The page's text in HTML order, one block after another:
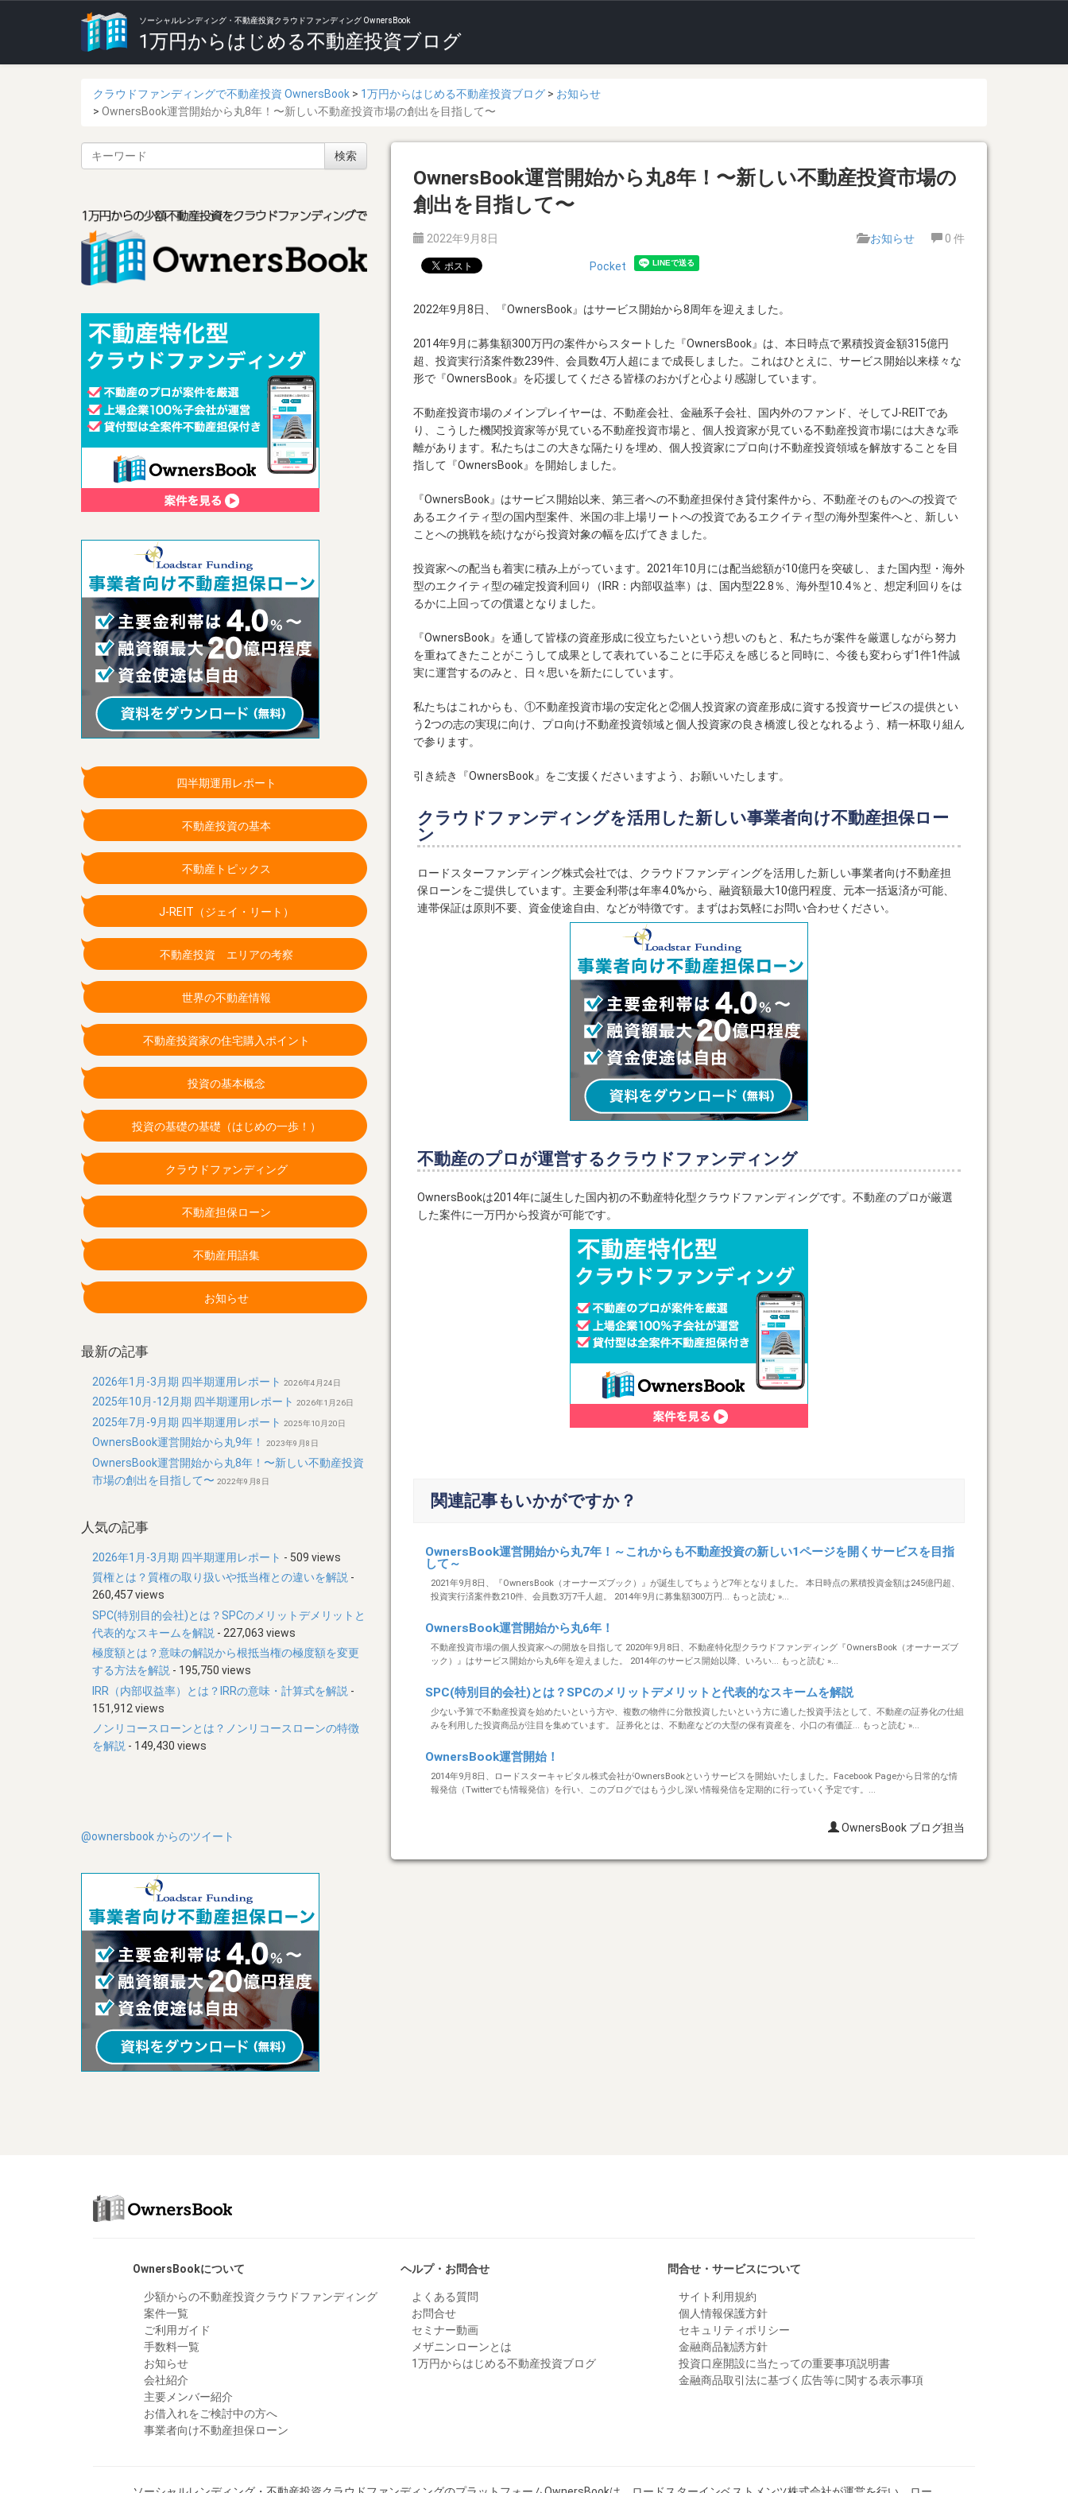
ソーシャルレンディング・不動産投資クラウドファンディング OwnersBook
1万円からはじめる不動産投資ブログ
クラウドファンディングで不動産投資 OwnersBook 1万円からはじめる不動産投資ブログ
お知らせ
OwnersBook運営開始から丸8年！〜新しい不動産投資市場の創出を目指して〜
OwnersBook運営開始から丸8年！〜新しい不動産投資市場の
創出を目指して〜
2022年9月8日 0 件
お知らせ
Pocket
2022年9月8日、『OwnersBook』はサービス開始から8周年を迎えました。
2014年9月に募集額300万円の案件からスタートした『OwnersBook』は、本日時点で累積投資金額315億円
超、投資実行済案件数239件、会員数4万人超にまで成長しました。これはひとえに、サービス開始以来様々な
形で『OwnersBook』を応援してくださる皆様のおかげと心より感謝しています。
不動産投資市場のメインプレイヤーは、不動産会社、金融系子会社、国内外のファンド、そしてJ-REITであ
り、こうした機関投資家等が見ている不動産投資市場と、個人投資家が見ている不動産投資市場には大きな乖
離があります。私たちはこの大きな隔たりを埋め、個人投資家にプロ向け不動産投資領域を解放することを目
指して『OwnersBook』を開始しました。
『OwnersBook』はサービス開始以来、第三者への不動産担保付き貸付案件から、不動産そのものへの投資で
あるエクイティ型の国内型案件、米国の非上場リートへの投資であるエクイティ型の海外型案件へと、新しい
ことへの挑戦を続けながら投資対象の幅を広げてきました。
投資家への配当も着実に積み上がっています。2021年10月には配当総額が10億円を突破し、また国内型・海外
型のエクイティ型の確定投資利回り（IRR：内部収益率）は、国内型22.8％、海外型10.4％と、想定利回りをは
るかに上回っての償還となりました。
『OwnersBook』を通して皆様の資産形成に役立ちたいという想いのもと、私たちが案件を厳選しながら努力
を重ねてきたことがこうして成果として表れていることに手応えを感じると同時に、今後も変わらず1件1件誠
実に運営するのみと、日々思いを新たにしています。
私たちはこれからも、①不動産投資市場の安定化と②個人投資家の資産形成に資する投資サービスの提供とい
う2つの志の実現に向け、プロ向け不動産投資領域と個人投資家の良き橋渡し役となれるよう、精一杯取り組ん
で参ります。
引き続き『OwnersBook』をご支援くださいますよう、お願いいたします。
クラウドファンディングを活用した新しい事業者向け不動産担保ロー
ン
ロードスターファンディング株式会社では、クラウドファンディングを活用した新しい事業者向け不動産担
保ローンをご提供しています。主要金利帯は年率4.0%から、融資額最大10億円程度、元本一括返済が可能、
連帯保証は原則不要、資金使途自由、などが特徴です。まずはお気軽にお問い合わせください。
不動産のプロが運営するクラウドファンディング
OwnersBookは2014年に誕生した国内初の不動産特化型クラウドファンディングです。不動産のプロが厳選
した案件に一万円から投資が可能です。
関連記事もいかがですか？
OwnersBook運営開始から丸7年！～これからも不動産投資の新しい1ページを開くサービスを目指
して～
2021年9月8日、『OwnersBook（オーナーズブック）』が誕生してちょうど7年となりました。 本日時点の累積投資金額は245億円超、
投資実行済案件数210件、会員数3万7千人超。 2014年9月に募集額300万円... もっと読む »...
OwnersBook運営開始から丸6年！
不動産投資市場の個人投資家への開放を目指して 2020年9月8日、不動産特化型クラウドファンディング『OwnersBook（オーナーズブ
ック）』はサービス開始から丸6年を迎えました。 2014年のサービス開始以降、いろい... もっと読む »...
SPC(特別目的会社)とは？SPCのメリットデメリットと代表的なスキームを解説
少ない予算で不動産投資を始めたいという方や、複数の物件に分散投資したいという方に適した投資手法として、不動産の証券化の仕組
みを利用した投資商品が注目を集めています。 証券化とは、不動産などの大型の保有資産を、小口の有価証... もっと読む »...
OwnersBook運営開始！
2014年9月8日、ロードスターキャピタル株式会社がOwnersBookというサービスを開始いたしました。Facebook Pageから日常的な情
報発信（Twitterでも情報発信）を行い、このブログではもう少し深い情報発信を定期的に行っていく予定です。...
OwnersBook ブログ担当
イ
検
索
検索
四半期運用レポート
不動産投資の基本
不動産トピックス
J-REIT（ジェイ・リート）
不動産投資 エリアの考察
世界の不動産情報
不動産投資家の住宅購入ポイント
投資の基本概念
投資の基礎の基礎（はじめの一歩！）
クラウドファンディング
不動産担保ローン
不動産用語集
お知らせ
最新の記事
2026年1月-3月期 四半期運用レポート 2026年4月24日
2025年10月-12月期 四半期運用レポート 2026年1月26日
2025年7月-9月期 四半期運用レポート 2025年10月20日
OwnersBook運営開始から丸9年！ 2023年9月8日
OwnersBook運営開始から丸8年！〜新しい不動産投資
市場の創出を目指して〜 2022年9月8日
人気の記事
2026年1月-3月期 四半期運用レポート - 509 views
質権とは？質権の取り扱いや抵当権との違いを解説 -
260,457 views
SPC(特別目的会社)とは？SPCのメリットデメリットと
代表的なスキームを解説 - 227,063 views
極度額とは？意味の解説から根抵当権の極度額を変更
する方法を解説 - 195,750 views
IRR（内部収益率）とは？IRRの意味・計算式を解説 -
151,912 views
ノンリコースローンとは？ノンリコースローンの特徴
を解説 - 149,430 views
@ownersbook からのツイート
OwnersBookについて
少額からの不動産投資クラウドファンディング
案件一覧
ご利用ガイド
手数料一覧
お知らせ
会社紹介
主要メンバー紹介
お借入れをご検討中の方へ
事業者向け不動産担保ローン
ヘルプ・お問合せ
よくある質問
お問合せ
セミナー動画
メザニンローンとは
1万円からはじめる不動産投資ブログ
問合せ・サービスについて
サイト利用規約
個人情報保護方針
セキュリティポリシー
金融商品勧誘方針
投資口座開設に当たっての重要事項説明書
金融商品取引法に基づく広告等に関する表示事項